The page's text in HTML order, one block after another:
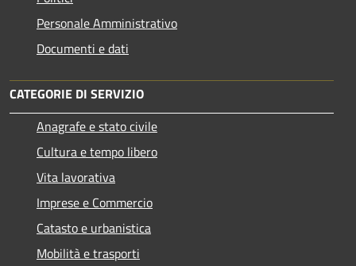
Personale Amministrativo
Documenti e dati
CATEGORIE DI SERVIZIO
Anagrafe e stato civile
Cultura e tempo libero
Vita lavorativa
Imprese e Commercio
Catasto e urbanistica
Mobilità e trasporti